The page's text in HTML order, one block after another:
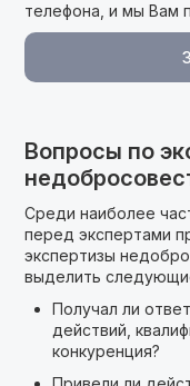
телефона, и мы Вам
Вопросы по
Среди наиболее
перед экспертами
экспертизы
выделить
Получал ли
действий,
конкуренция?